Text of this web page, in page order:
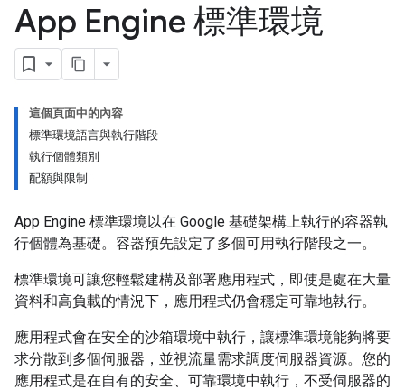
App Engine 標準環境
這個頁面中的內容
標準環境語言與執行階段
執行個體類別
配額與限制
App Engine 標準環境以在 Google 基礎架構上執行的容器執
行個體為基礎。容器預先設定了多個可用執行階段之一。
標準環境可讓您輕鬆建構及部署應用程式，即使是處在大量
資料和高負載的情況下，應用程式仍會穩定可靠地執行。
應用程式會在安全的沙箱環境中執行，讓標準環境能夠將要
求分散到多個伺服器，並視流量需求調度伺服器資源。您的
應用程式是在自有的安全、可靠環境中執行，不受伺服器的